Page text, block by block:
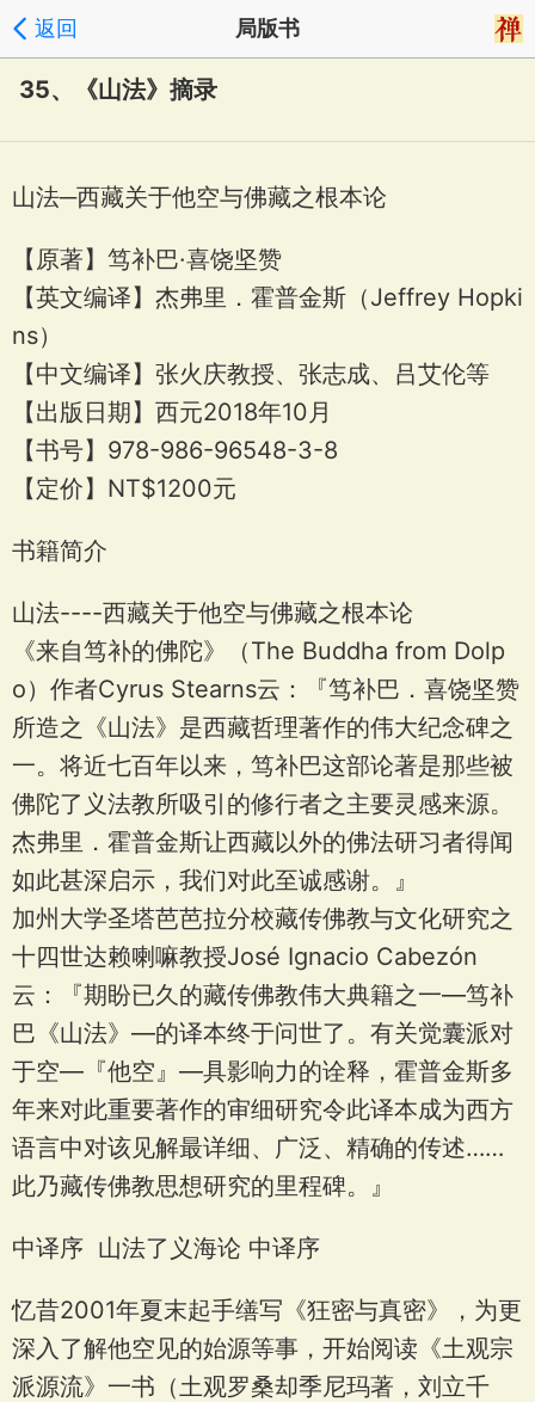
返回 局版书
35、《山法》摘录
山法─西藏关于他空与佛藏之根本论
【原著】笃补巴·喜饶坚赞
【英文编译】杰弗里．霍普金斯（Jeffrey Hopki
ns）
【中文编译】张火庆教授、张志成、吕艾伦等
【出版日期】西元2018年10月
【书号】978-986-96548-3-8
【定价】NT$1200元
书籍简介
山法----西藏关于他空与佛藏之根本论
《来自笃补的佛陀》（The Buddha from Dolp
o）作者Cyrus Stearns云：『笃补巴．喜饶坚赞
所造之《山法》是西藏哲理著作的伟大纪念碑之
一。将近七百年以来，笃补巴这部论著是那些被
佛陀了义法教所吸引的修行者之主要灵感来源。
杰弗里．霍普金斯让西藏以外的佛法研习者得闻
如此甚深启示，我们对此至诚感谢。』
加州大学圣塔芭芭拉分校藏传佛教与文化研究之
十四世达赖喇嘛教授José Ignacio Cabezón
云：『期盼已久的藏传佛教伟大典籍之一—笃补
巴《山法》—的译本终于问世了。有关觉囊派对
于空—『他空』—具影响力的诠释，霍普金斯多
年来对此重要著作的审细研究令此译本成为西方
语言中对该见解最详细、广泛、精确的传述……
此乃藏传佛教思想研究的里程碑。』
中译序 山法了义海论 中译序
忆昔2001年夏末起手缮写《狂密与真密》，为更
深入了解他空见的始源等事，开始阅读《土观宗
派源流》一书（土观罗桑却季尼玛著，刘立千